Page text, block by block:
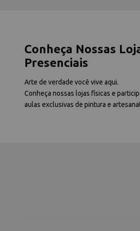
Conheça Nossas
Presenciais
Arte de verdade você vive aqui.
Conheça nossas lojas físicas e
aulas exclusivas de pintura e